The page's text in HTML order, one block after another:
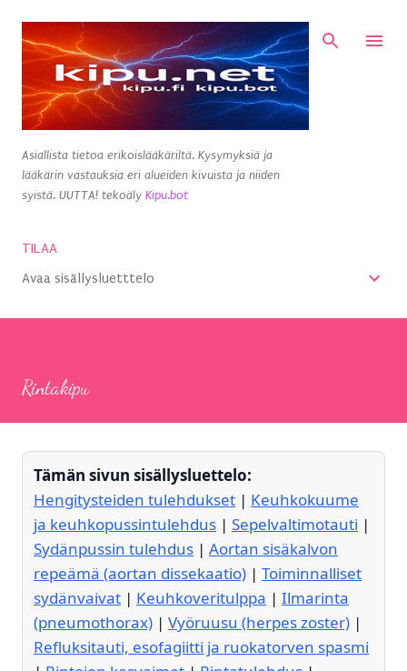
Siirry pääsisältöön
Asiallista tietoa erikoislääkäriltä. Kysymyksiä ja
lääkärin vastauksia eri alueiden kivuista ja niiden
syistä. UUTTA! tekoäly Kipu.bot
TILAA
Avaa sisällysluetttelo
Rintakipu
Tämän sivun sisällysluettelo:
Hengitysteiden tulehdukset | Keuhkokuume
ja keuhkopussintulehdus | Sepelvaltimotauti |
Sydänpussin tulehdus | Aortan sisäkalvon
repeämä (aortan dissekaatio) | Toiminnalliset
sydänvaivat | Keuhkoveritulppa | Ilmarinta
(pneumothorax) | Vyöruusu (herpes zoster) |
Refluksitauti, esofagiitti ja ruokatorven spasmi